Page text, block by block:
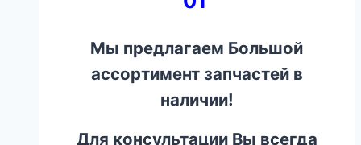
Мы предлагаем Большой
ассортимент запчастей в
наличии!
Для консультации Вы всегда